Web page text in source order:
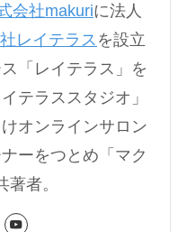
会社makuriに法人
レイテラス を設立
「レイテラス」を
テラススタジオ」
オンラインサロン
ーをつとめ「マク
著者。